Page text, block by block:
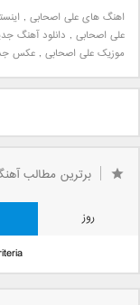
اهنگ های علی اصحابی ,
علی اصحابی , دانلود آهنگ
موزیک علی اصحابی , عکس
برترین مطالب
روز